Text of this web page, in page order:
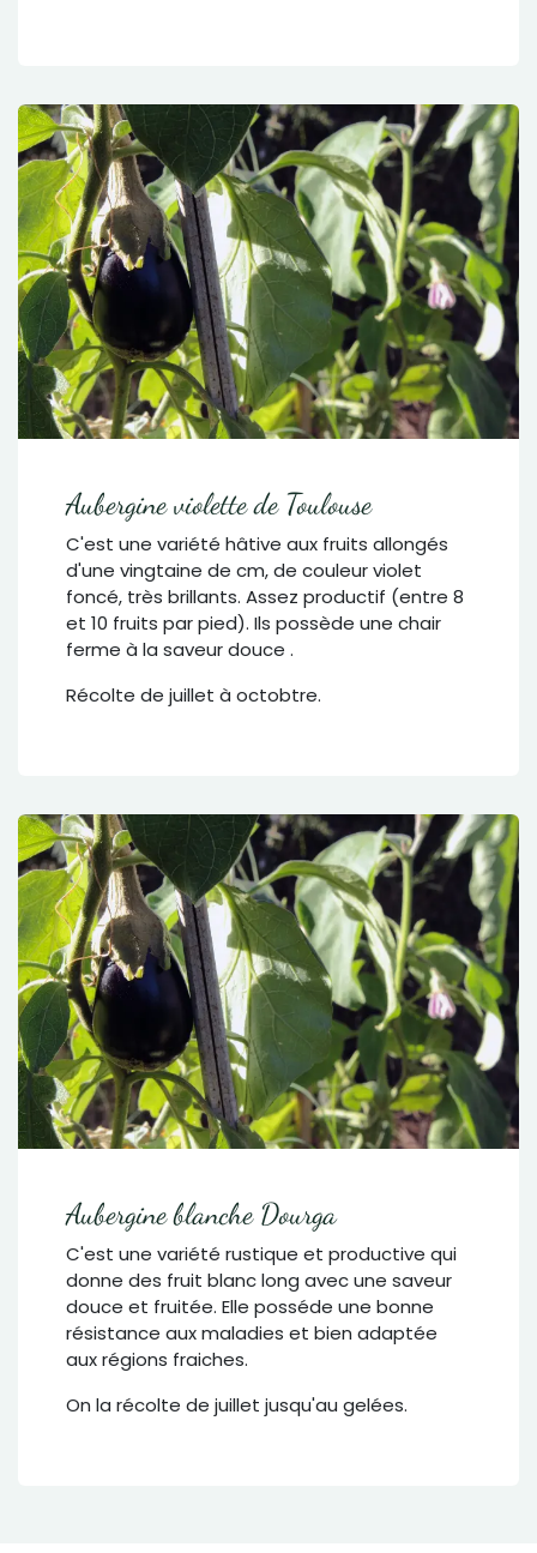
Aubergine violette de Toulouse
C'est une variété hâtive aux fruits allongés
d'une vingtaine de cm, de couleur violet
foncé, très brillants. Assez productif (entre 8
et 10 fruits par pied). Ils possède une chair
ferme à la saveur douce .
Récolte de juillet à octobtre.
Aubergine blanche Dourga
C'est une variété rustique et productive qui
donne des fruit blanc long avec une saveur
douce et fruitée. Elle posséde une bonne
résistance aux maladies et bien adaptée
aux régions fraiches.
On la récolte de juillet jusqu'au gelées.